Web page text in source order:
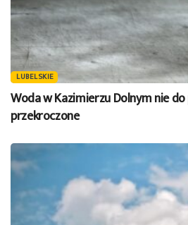
LUBELSKIE
Woda w Kazimierzu Dolnym nie
przekroczone